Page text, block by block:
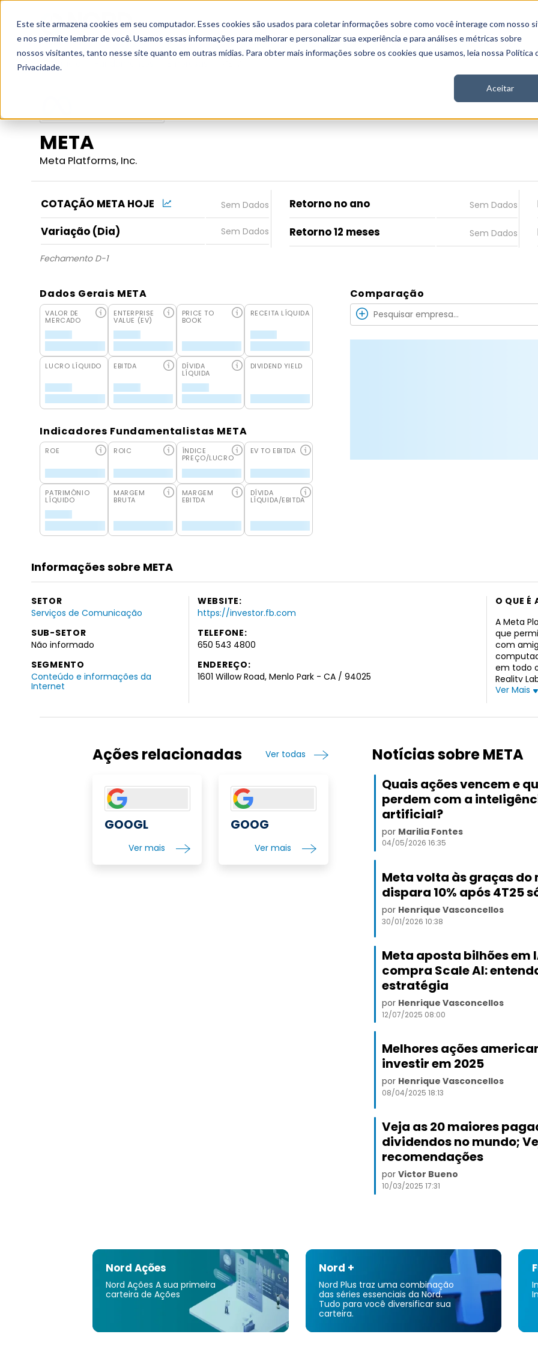
Este site armazena cookies em seu computador. Esses cookies são usados para coletar informações sobre como você interage com nosso
e nos permite lembrar de você. Usamos essas informações para melhorar e personalizar sua experiência e para análises e métricas sobre
nossos visitantes, tanto nesse site quanto em outras mídias. Para obter mais informações sobre os cookies que usamos, leia nossa Política
Privacidade.
Aceitar
Grupo Nord Seja Nord Gratuito Analítica Notícias
META
Meta Platforms, Inc.
COTAÇÃO META HOJE
Variação (Dia)
Retorno no ano
Retorno 12 meses
Fechamento D-1
Dados Gerais META
VALOR DE
MERCADO
ENTERPRISE
VALUE (EV)
PRICE TO
BOOK
RECEITA LÍQUIDA
LUCRO LÍQUIDO EBITDA DÍVIDA
LÍQUIDA
DIVIDEND YIELD
Indicadores Fundamentalistas META
ROE ROIC ÍNDICE
PREÇO/LUCRO
EV TO EBITDA
PATRIMÔNIO
LÍQUIDO
MARGEM
BRUTA
MARGEM
EBITDA
DÍVIDA
LÍQUIDA/EBITDA
Comparação
Informações sobre META
SETOR
Serviços de Comunicação
SUB-SETOR
Não informado
SEGMENTO
Conteúdo e informações da
Internet
WEBSITE:
https://investor.fb.com
TELEFONE:
650 543 4800
ENDEREÇO:
1601 Willow Road, Menlo Park - CA / 94025
O QUE É
A Meta
que
com
em todo
Reality
permite
privada.
realidade
nome
Park,
Ver Mais
Ações relacionadas Ver todas
GOOGL
Ver mais
GOOG
Ver mais
Notícias sobre META
Quais ações vencem e
perdem com a
artificial?
por Marilia Fontes
04/05/2026 16:35
Meta volta às graças do
dispara 10% após 4T25
por Henrique Vasconcellos
30/01/2026 10:38
Meta aposta bilhões em
compra Scale AI:
estratégia
por Henrique Vasconcellos
12/07/2025 08:00
Melhores ações
investir em 2025
por Henrique Vasconcellos
08/04/2025 18:13
Veja as 20 maiores
dividendos no mundo;
recomendações
por Victor Bueno
10/03/2025 17:31
Nord Ações
Nord Ações A sua primeira
carteira de Ações
Nord +
Nord Plus traz uma combinação
das séries essenciais da Nord.
Tudo para você diversificar sua
carteira.